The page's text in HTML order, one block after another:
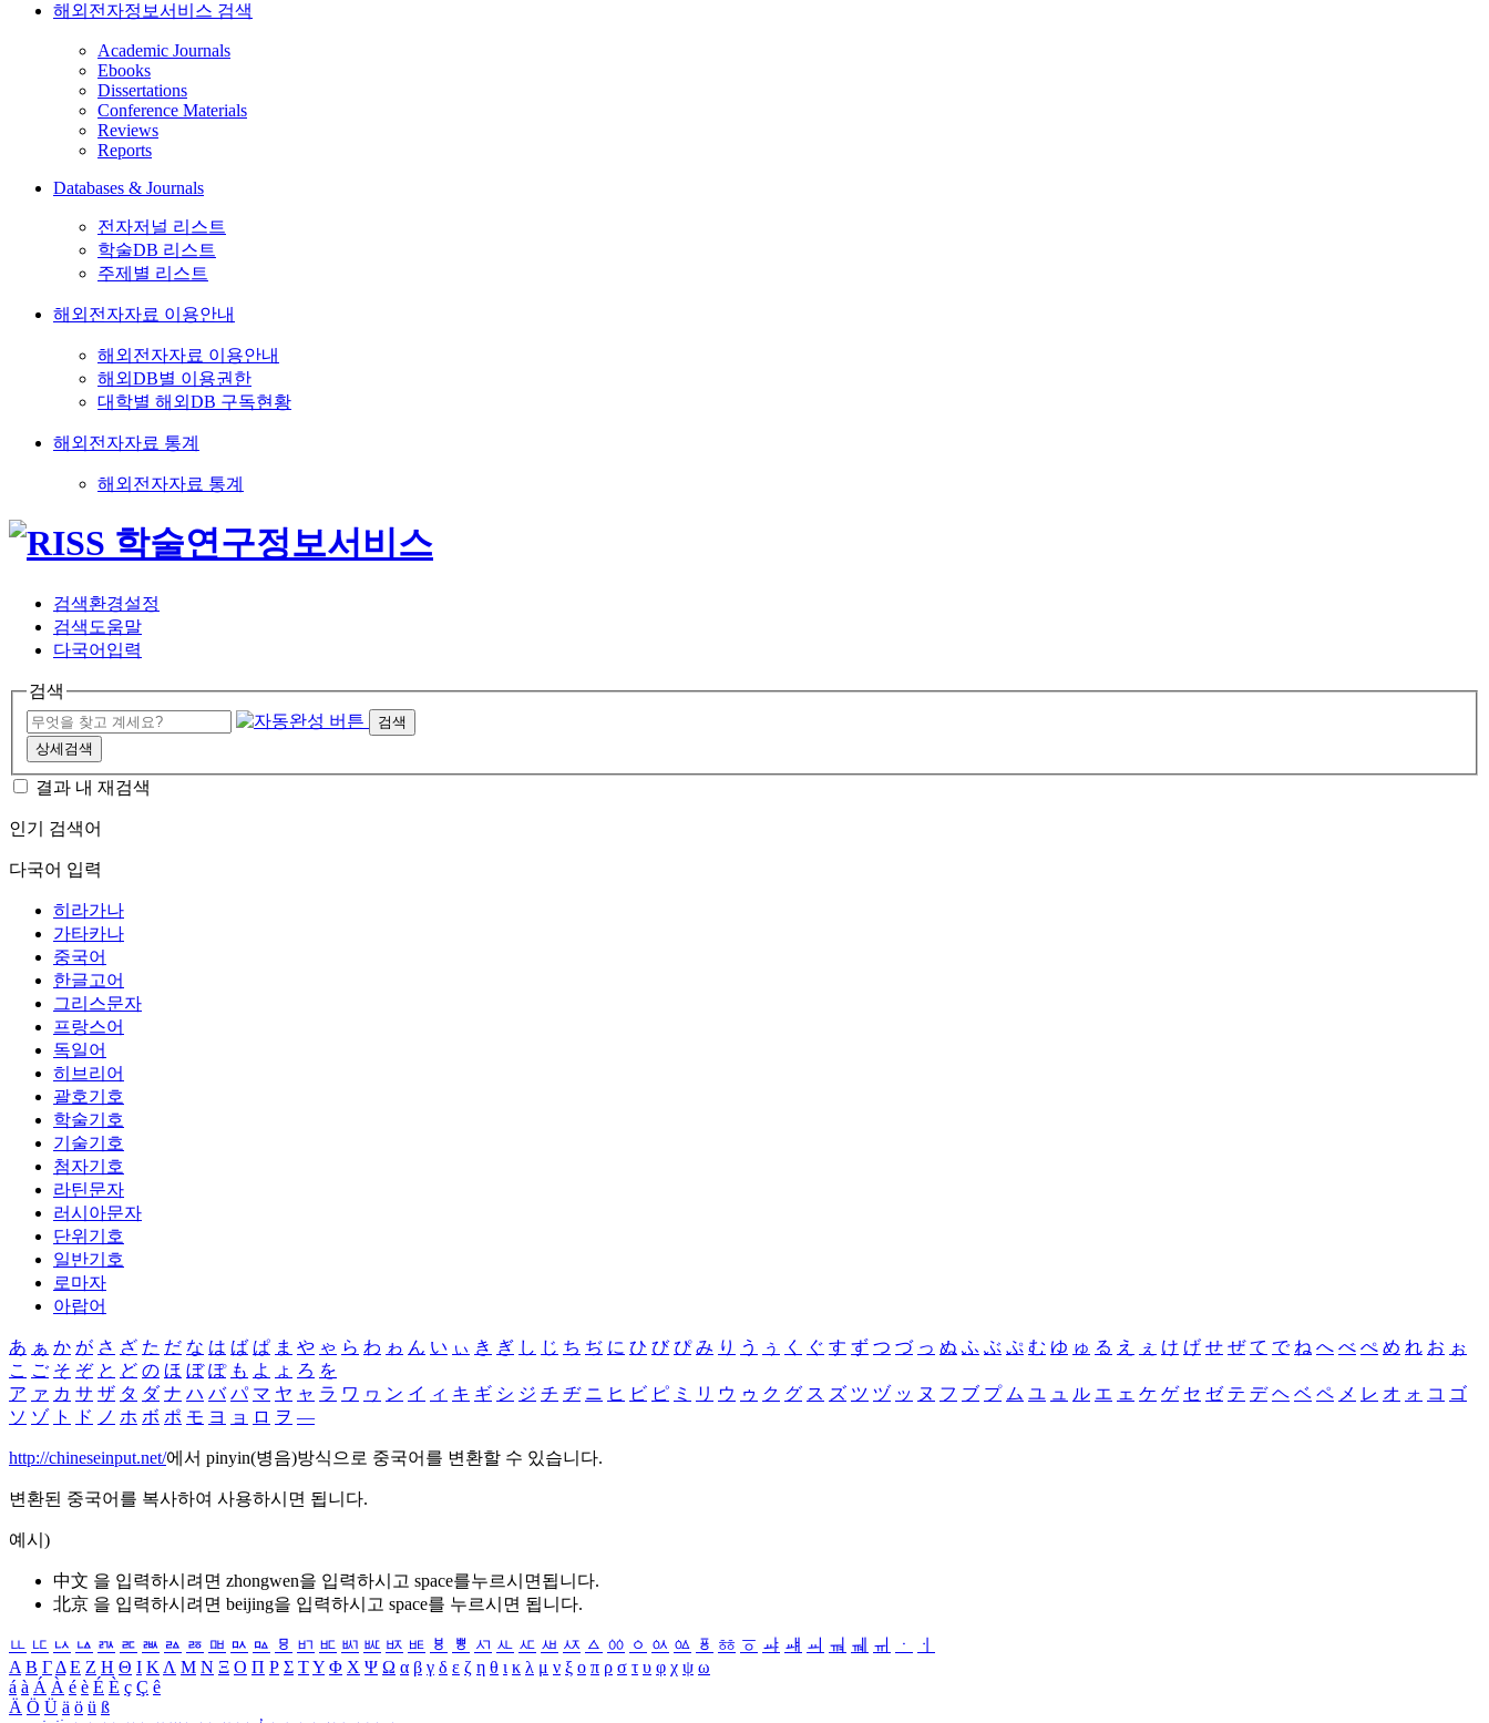
해외전자정보서비스 검색
Academic Journals
Ebooks
Dissertations
Conference Materials
Reviews
Reports
Databases & Journals
전자저널 리스트
학술DB 리스트
주제별 리스트
해외전자자료 이용안내
해외전자자료 이용안내
해외DB별 이용권한
대학별 해외DB 구독현황
해외전자자료 통계
해외전자자료 통계
검색환경설정
검색도움말
다국어입력
검색
검색
상세검색
결과 내 재검색
인기 검색어
다국어 입력
히라가나
가타카나
중국어
한글고어
그리스문자
프랑스어
독일어
히브리어
괄호기호
학술기호
기술기호
첨자기호
라틴문자
러시아문자
단위기호
일반기호
로마자
아랍어
あ ぁ か が さ ざ た だ な は ば ぱ ま や ゃ ら わ ゎ ん い ぃ き ぎ し じ ち ぢ に ひ び ぴ み り う ぅ く ぐ す ず つ づ っ ぬ ふ ぶ ぷ む ゆ ゅ る え ぇ け げ せ ぜ て で ね へ べ ぺ め れ お ぉ
こ ご そ ぞ と ど の ほ ぼ ぽ も よ ょ ろ を
ア ァ カ サ ザ タ ダ ナ ハ バ パ マ ヤ ャ ラ ワ ヮ ン イ ィ キ ギ シ ジ チ ヂ ニ ヒ ビ ピ ミ リ ウ ゥ ク グ ス ズ ツ ヅ ッ ヌ フ ブ プ ム ユ ュ ル エ ェ ケ ゲ セ ゼ テ デ ヘ ベ ペ メ レ オ ォ コ ゴ
ソ ゾ ト ド ノ ホ ボ ポ モ ヨ ョ ロ ヲ ―
http://chineseinput.net/에서 pinyin(병음)방식으로 중국어를 변환할 수 있습니다.
변환된 중국어를 복사하여 사용하시면 됩니다.
예시)
中文 을 입력하시려면 zhongwen을 입력하시고 space를누르시면됩니다.
北京 을 입력하시려면 beijing을 입력하시고 space를 누르시면 됩니다.
ㅥ ㅦ ㅧ ㅨ ㅩ ㅪ ㅫ ㅬ ㅭ ㅮ ㅯ ㅰ ㅱ ㅲ ㅳ ㅴ ㅵ ㅶ ㅷ ㅸ ㅹ ㅺ ㅻ ㅼ ㅽ ㅾ ㅿ ㆀ ㆁ ㆂ ㆃ ㆄ ㆅ ㆆ ㆇ ㆈ ㆉ ㆊ ㆋ ㆌ ㆍ
ㆎ
Α Β ΓΔ Ε Ζ Η Θ Ι ΚΛ Μ Ν Ξ Ο Π Ρ Σ ΤΥ Φ Χ Ψ Ω α β γ δ ε ζ η θ ι κ λ μ ν ξ ο π ρ σ τ υ φ χ ψ ω
á à Á À é è É È ç Ç ê
Ä Ö Ü ä ö ü ß